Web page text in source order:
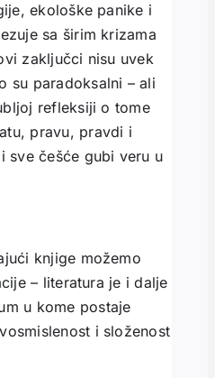
ekološke panike i
sa širim krizama
zaključci nisu uvek
su paradoksalni – ali
refleksiji o tome
pravu, pravdi i
sve češće gubi veru u
knjige možemo
– literatura je i dalje
u kome postaje
i složenost